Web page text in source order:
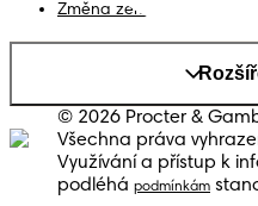
Změna země/kraje
© 2026 Procter &
Všechna práva
Využívání a přístup k
podléhá podmínkám